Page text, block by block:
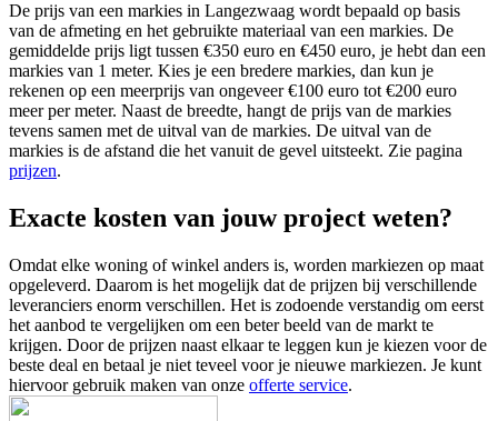
De prijs van een markies in Langezwaag wordt bepaald op basis
van de afmeting en het gebruikte materiaal van een markies. De
gemiddelde prijs ligt tussen €350 euro en €450 euro, je hebt dan een
markies van 1 meter. Kies je een bredere markies, dan kun je
rekenen op een meerprijs van ongeveer €100 euro tot €200 euro
meer per meter. Naast de breedte, hangt de prijs van de markies
tevens samen met de uitval van de markies. De uitval van de
markies is de afstand die het vanuit de gevel uitsteekt. Zie pagina
prijzen.
Exacte kosten van jouw project weten?
Omdat elke woning of winkel anders is, worden markiezen op maat
opgeleverd. Daarom is het mogelijk dat de prijzen bij verschillende
leveranciers enorm verschillen. Het is zodoende verstandig om eerst
het aanbod te vergelijken om een beter beeld van de markt te
krijgen. Door de prijzen naast elkaar te leggen kun je kiezen voor de
beste deal en betaal je niet teveel voor je nieuwe markiezen. Je kunt
hiervoor gebruik maken van onze offerte service.